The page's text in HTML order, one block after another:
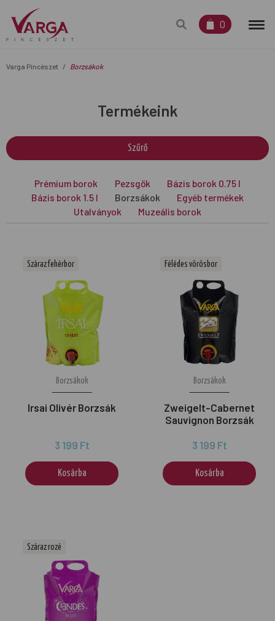
0
Varga Pincészet Borzsákok
Termékeink
Szűrő
Prémium borok Pezsgők
Bázis borok 0.75 l
Bázis borok 1.5 l
Borzsákok
Egyéb termékek
Utalványok
Muzeális borok
Borzsákok
Irsai Olivér Borzsák
3 199 Ft
Kosárba
Száraz fehérbor
Borzsákok
Zweigelt-Cabernet
Sauvignon Borzsák
3 199 Ft
Kosárba
Félédes vörösbor
Száraz rozé